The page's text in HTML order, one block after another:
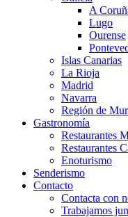
A
Lugo
Ourense
Islas Canarias
La Rioja
Madrid
Navarra
Región de
Gastronomía
Restaurantes
Restaurantes
Enoturismo
Senderismo
Contacto
Contacta con
Trabajamos